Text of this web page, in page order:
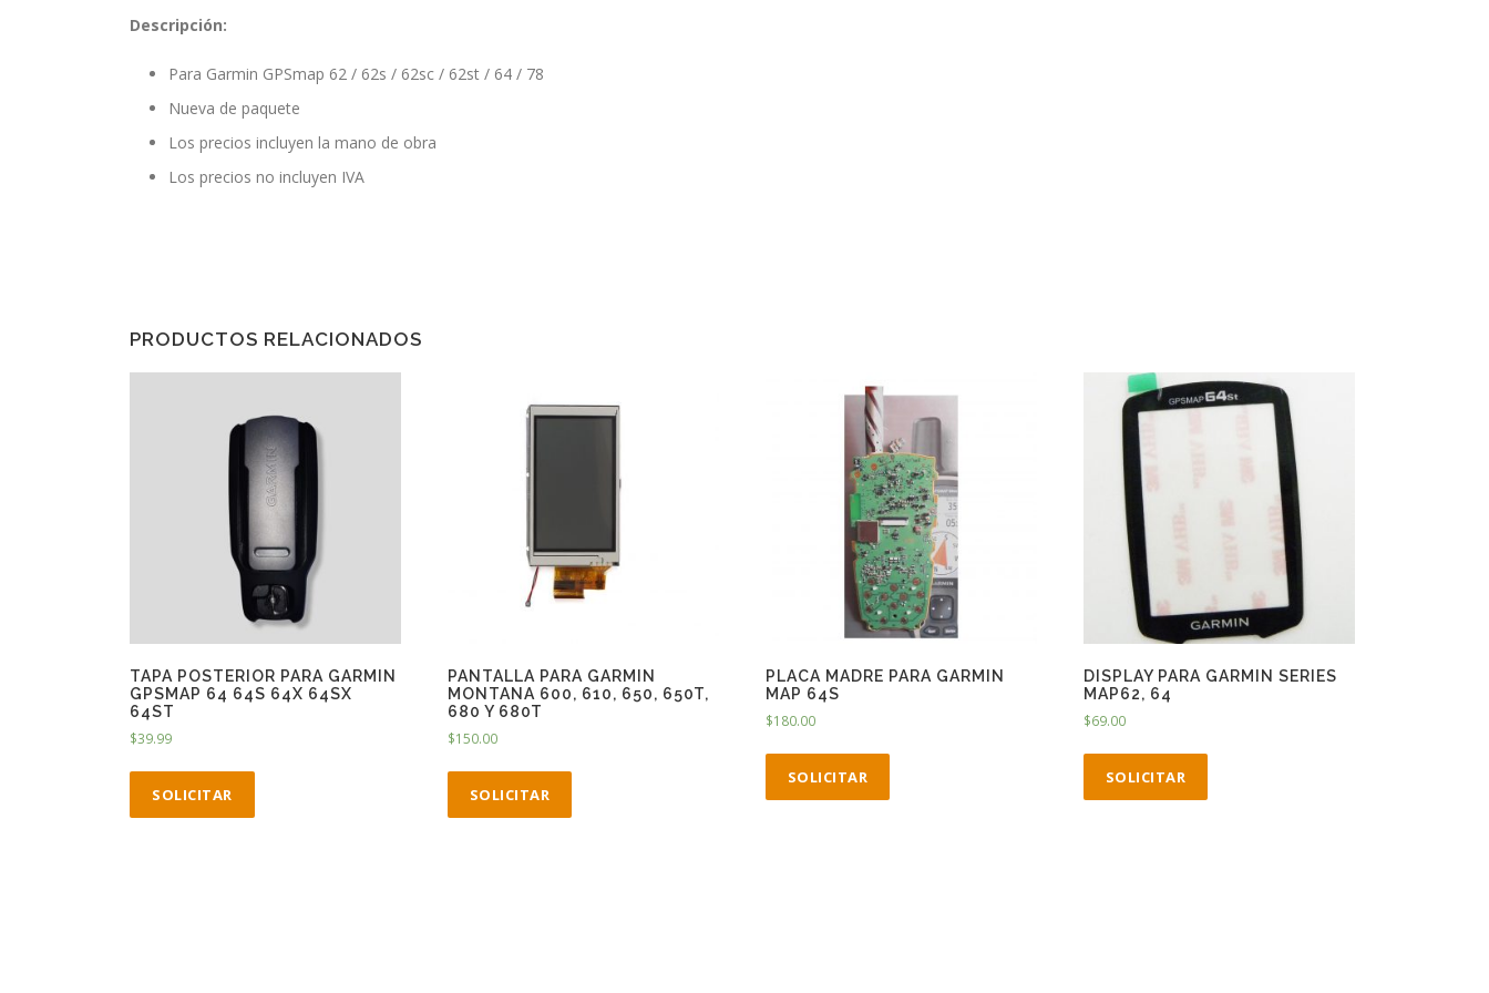
Descripción:
Para Garmin GPSmap 62 / 62s / 62sc / 62st / 64 / 78
Nueva de paquete
Los precios incluyen la mano de obra
Los precios no incluyen IVA
PRODUCTOS RELACIONADOS
TAPA POSTERIOR PARA GARMIN
GPSMAP 64 64S 64X 64SX
64ST
$39.99
SOLICITAR
PANTALLA PARA GARMIN
MONTANA 600, 610, 650, 650T,
680 Y 680T
$150.00
SOLICITAR
PLACA MADRE PARA GARMIN
MAP 64S
$180.00
SOLICITAR
DISPLAY PARA GARMIN SERIES
MAP62, 64
$69.00
SOLICITAR